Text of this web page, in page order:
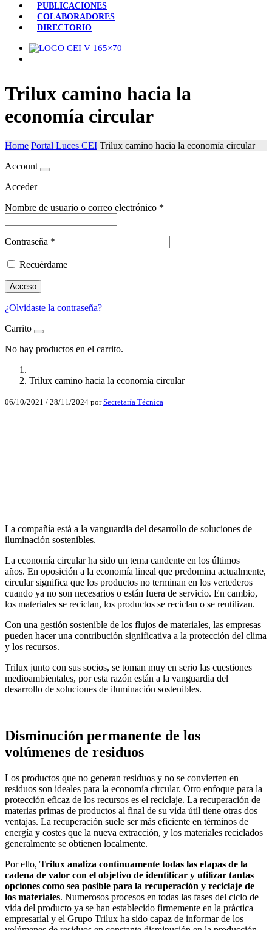
PUBLICACIONES
COLABORADORES
DIRECTORIO
Trilux camino hacia la
economía circular
Home Portal Luces CEI Trilux camino hacia la economía circular
Account
Acceder
Nombre de usuario o correo electrónico *
Contraseña *
Recuérdame
Acceso
¿Olvidaste la contraseña?
Carrito
No hay productos en el carrito.
Trilux camino hacia la economía circular
06/10/2021 / 28/11/2024 porSecretaría Técnica
WhatsApp
La compañía está a la vanguardia del desarrollo de soluciones de
iluminación sostenibles.
La economía circular ha sido un tema candente en los últimos
años. En oposición a la economía lineal que predomina actualmente,
circular significa que los productos no terminan en los vertederos
cuando ya no son necesarios o están fuera de servicio. En cambio,
los materiales se reciclan, los productos se reciclan o se reutilizan.
Con una gestión sostenible de los flujos de materiales, las empresas
pueden hacer una contribución significativa a la protección del clima
y los recursos.
Trilux junto con sus socios, se toman muy en serio las cuestiones
medioambientales, por esta razón están a la vanguardia del
desarrollo de soluciones de iluminación sostenibles.
Disminución permanente de los
volúmenes de residuos
Los productos que no generan residuos y no se convierten en
residuos son ideales para la economía circular. Otro enfoque para la
protección eficaz de los recursos es el reciclaje. La recuperación de
materias primas de productos al final de su vida útil tiene otras dos
ventajas. La recuperación suele ser más eficiente en términos de
energía y costes que la nueva extracción, y los materiales reciclados
generalmente se obtienen localmente.
Por ello, Trilux analiza continuamente todas las etapas de la
cadena de valor con el objetivo de identificar y utilizar tantas
opciones como sea posible para la recuperación y reciclaje de
los materiales. Numerosos procesos en todas las fases del ciclo de
vida del producto ya se han establecido firmemente en la práctica
empresarial y el Grupo Trilux ha sido capaz de informar de los